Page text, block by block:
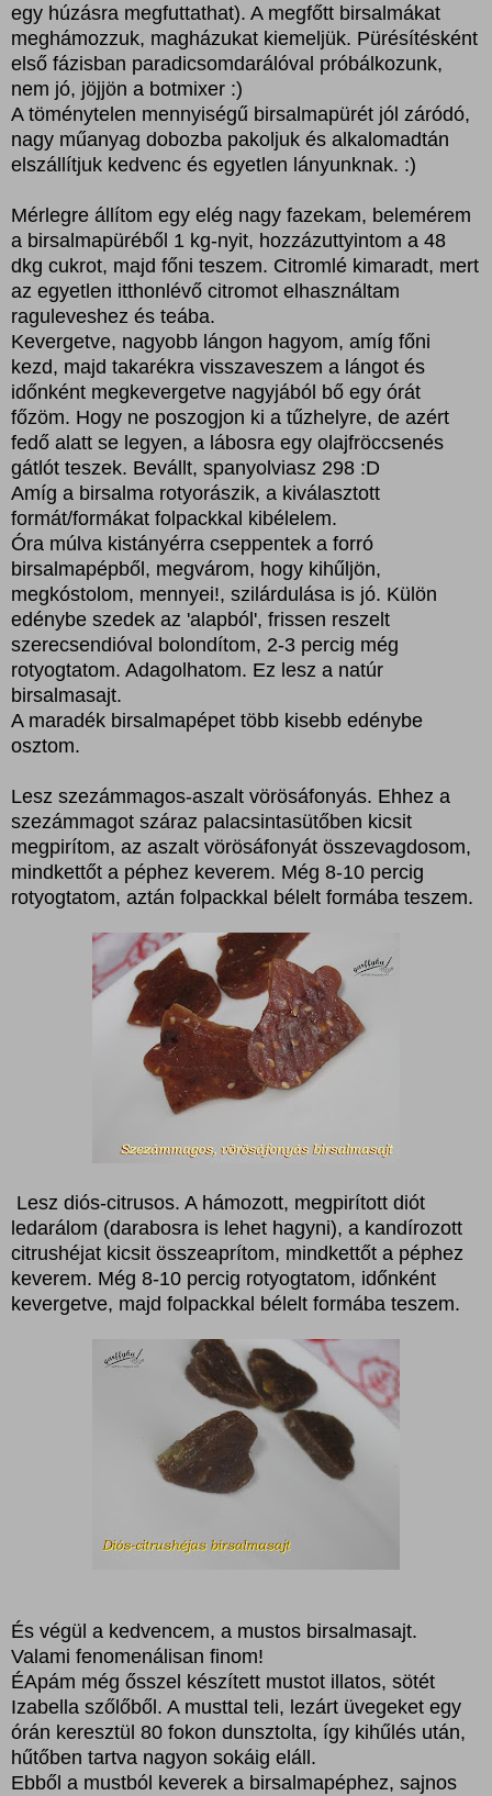
egy húzásra megfuttathat). A megfőtt birsalmákat
meghámozzuk, magházukat kiemeljük. Pürésítésként
első fázisban paradicsomdarálóval próbálkozunk,
nem jó, jöjjön a botmixer :)
A töménytelen mennyiségű birsalmapürét jól záródó,
nagy műanyag dobozba pakoljuk és alkalomadtán
elszállítjuk kedvenc és egyetlen lányunknak. :)
Mérlegre állítom egy elég nagy fazekam, belemérem
a birsalmapüréből 1 kg-nyit, hozzázuttyintom a 48
dkg cukrot, majd főni teszem. Citromlé kimaradt, mert
az egyetlen itthonlévő citromot elhasználtam
raguleveshez és teába.
Kevergetve, nagyobb lángon hagyom, amíg főni
kezd, majd takarékra visszaveszem a lángot és
időnként megkevergetve nagyjából bő egy órát
főzöm. Hogy ne poszogjon ki a tűzhelyre, de azért
fedő alatt se legyen, a lábosra egy olajfröccsenés
gátlót teszek. Bevállt, spanyolviasz 298 :D
Amíg a birsalma rotyorászik, a kiválasztott
formát/formákat folpackkal kibélelem.
Óra múlva kistányérra cseppentek a forró
birsalmapépből, megvárom, hogy kihűljön,
megkóstolom, mennyei!, szilárdulása is jó. Külön
edénybe szedek az 'alapból', frissen reszelt
szerecsendióval bolondítom, 2-3 percig még
rotyogtatom. Adagolhatom. Ez lesz a natúr
birsalmasajt.
A maradék birsalmapépet több kisebb edénybe
osztom.
Lesz szezámmagos-aszalt vörösáfonyás. Ehhez a
szezámmagot száraz palacsintasütőben kicsit
megpirítom, az aszalt vörösáfonyát összevagdosom,
mindkettőt a péphez keverem. Még 8-10 percig
rotyogtatom, aztán folpackkal bélelt formába teszem.
Lesz diós-citrusos. A hámozott, megpirított diót
ledarálom (darabosra is lehet hagyni), a kandírozott
citrushéjat kicsit összeaprítom, mindkettőt a péphez
keverem. Még 8-10 percig rotyogtatom, időnként
kevergetve, majd folpackkal bélelt formába teszem.
És végül a kedvencem, a mustos birsalmasajt.
Valami fenomenálisan finom!
ÉApám még ősszel készített mustot illatos, sötét
Izabella szőlőből. A musttal teli, lezárt üvegeket egy
órán keresztül 80 fokon dunsztolta, így kihűlés után,
hűtőben tartva nagyon sokáig eláll.
Ebből a mustból keverek a birsalmapéphez, sajnos